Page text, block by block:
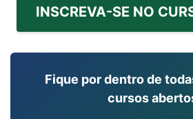
INSCREVA-SE NO
Fique por dentro de
cursos